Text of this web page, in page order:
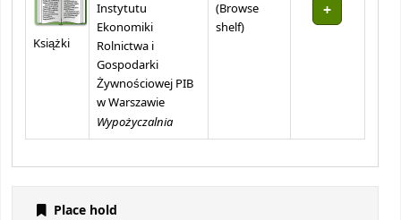
Książki
Instytutu
Ekonomiki
Rolnictwa i
Gospodarki
Żywnościowej PIB
w Warszawie
Wypożyczalnia
(Browse
shelf(Opens below)
)
Place hold